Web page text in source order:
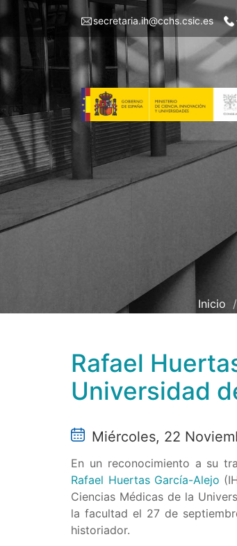
Pasar
contenido
principal
Menu
left
IH
secretaria.ih@cchs.csic.es
Inicio
Rafael
Universidad
Miércoles, 22
En un reconocimiento a su
Rafael Huertas García-Alejo
Ciencias Médicas de la
la facultad el 27 de
historiador.